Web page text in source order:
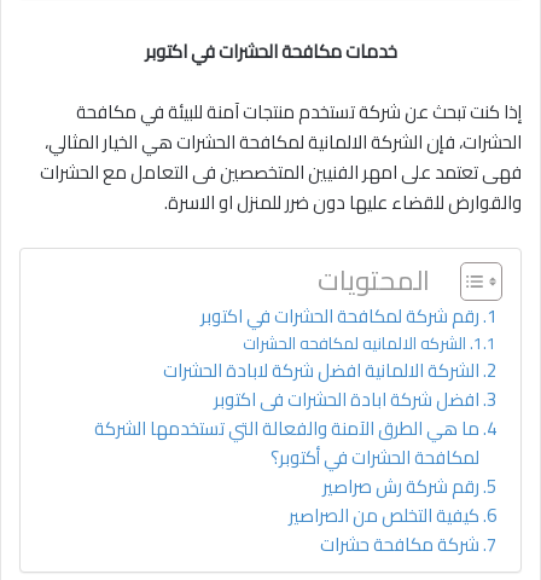
خدمات مكافحة الحشرات في اكتوبر
إذا كنت تبحث عن شركة تستخدم منتجات آمنة للبيئة في مكافحة
الحشرات، فإن الشركة الالمانية لمكافحة الحشرات هي الخيار المثالي،
فهى تعتمد على امهر الفنيين المتخصصين فى التعامل مع الحشرات
والقوارض للقضاء عليها دون ضرر للمنزل او الاسرة.
المحتويات
رقم شركة لمكافحة الحشرات في اكتوبر
الشركه الالمانيه لمكافحه الحشرات
الشركة الالمانية افضل شركة لابادة الحشرات
افضل شركة ابادة الحشرات فى اكتوبر
ما هي الطرق الآمنة والفعالة التي تستخدمها الشركة
لمكافحة الحشرات في أكتوبر؟
رقم شركة رش صراصير
كيفية التخلص من الصراصير
شركة مكافحة حشرات